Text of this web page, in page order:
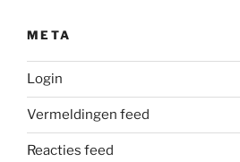
META
Login
Vermeldingen feed
Reacties feed